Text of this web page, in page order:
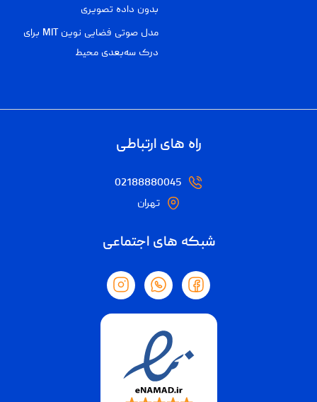
بدون داده تصویری
مدل صوتی فضایی نوین MIT برای
درک سه‌بعدی محیط
راه های ارتباطی
02188880045
تهران
شبکه های اجتماعی